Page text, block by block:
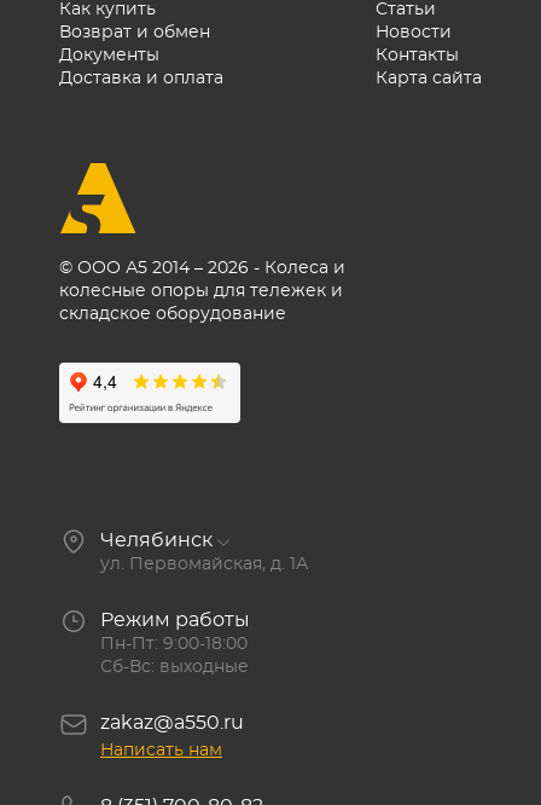
© ООО А5 2014 – 2026 - Колеса и
колесные опоры для тележек и
складское оборудование
Как купить
Возврат и обмен
Документы
Доставка и оплата
Статьи
Новости
Контакты
Карта сайта
Челябинск
ул. Первомайская, д. 1А
Режим работы
Пн-Пт: 9:00-18:00
Сб-Вс: выходные
zakaz@a550.ru
Написать нам